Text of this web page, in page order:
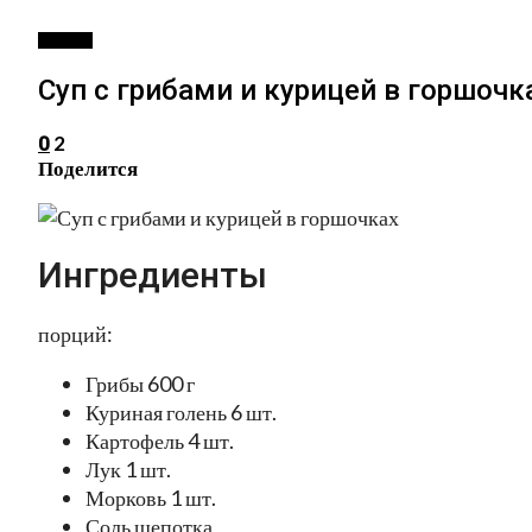
Суп с грибами и курицей в
0 2
Поделится
Ингредиенты
порций:
Грибы 600 г
Куриная голень 6 шт.
Картофель 4 шт.
Лук 1 шт.
Морковь 1 шт.
Соль щепотка